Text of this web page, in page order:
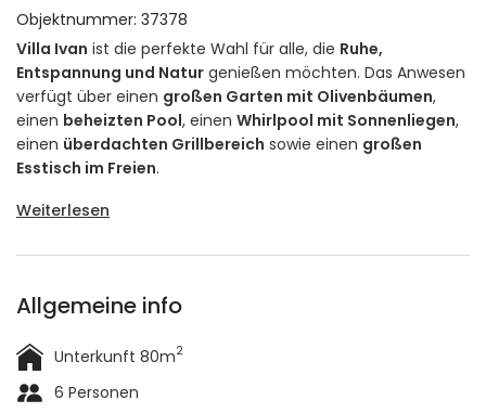
Objektnummer: 37378
Villa Ivan ist die perfekte Wahl für alle, die Ruhe,
Entspannung und Natur genießen möchten. Das Anwesen
verfügt über einen großen Garten mit Olivenbäumen,
einen beheizten Pool, einen Whirlpool mit Sonnenliegen,
einen überdachten Grillbereich sowie einen großen
Esstisch im Freien.
Weiterlesen
Allgemeine info
Unterkunft 80m2
6 Personen